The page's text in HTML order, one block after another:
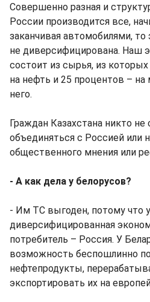
Совершенно разная и
России производится все,
заканчивая автомобилями,
не диверсифицирована. Наш
состоит из сырья, из
на нефть и 25 процентов – на
него.
Граждан Казахстана никто
объединяться с Россией или
общественного мнения или
- А как дела у белорусов?
- Им ТС выгоден, потому что
диверсифицированная
потребитель – Россия. У
возможность беспошлинно
нефтепродукты,
экспортировать их на